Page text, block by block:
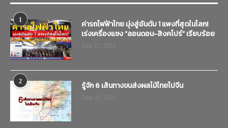
1
ค่ารถไฟฟ้าไทย มุ่งสู่อันดับ 1 แพงที่สุดในโลก!
เร่งเครื่องแซง “ลอนดอน-สิงคโปร์” เรียบร้อย
2 รู้จัก 6 เส้นทางขนส่งผลไม้ไทยไปจีน